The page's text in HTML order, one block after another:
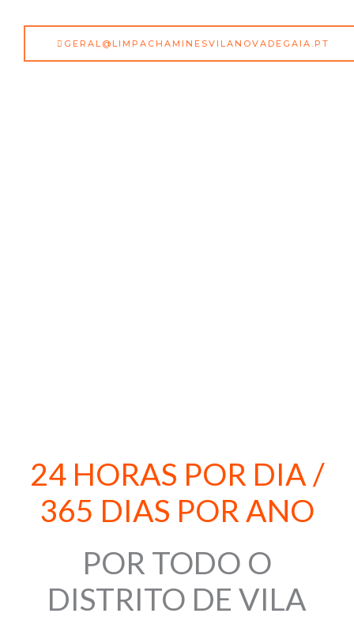
GERAL@LIMPACHAMINESVILANOVADEGAIA.PT
24 HORAS POR DIA /
365 DIAS POR ANO
POR TODO O
DISTRITO DE VILA